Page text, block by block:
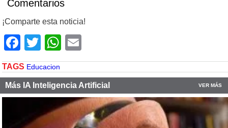
Comentarios
¡Comparte esta noticia!
Facebook
TwitterWhatsApp
TAGS Educacion
Más IA Inteligencia Artificial VER MÁS